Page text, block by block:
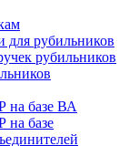
рубильников
рубильников
базе ВА
базе